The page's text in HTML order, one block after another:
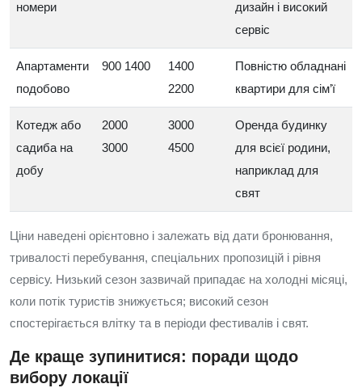
номери
дизайн і високий
сервіс
Апартаменти
подобово
900 1400
1400
2200
Повністю обладнані
квартири для сім’ї
Котедж або
садиба на
добу
2000
3000
3000
4500
Оренда будинку
для всієї родини,
наприклад для
свят
Ціни наведені орієнтовно і залежать від дати бронювання,
тривалості перебування, спеціальних пропозицій і рівня
сервісу. Низький сезон зазвичай припадає на холодні місяці,
коли потік туристів знижується; високий сезон
спостерігається влітку та в періоди фестивалів і свят.
Де краще зупинитися: поради щодо
вибору локації